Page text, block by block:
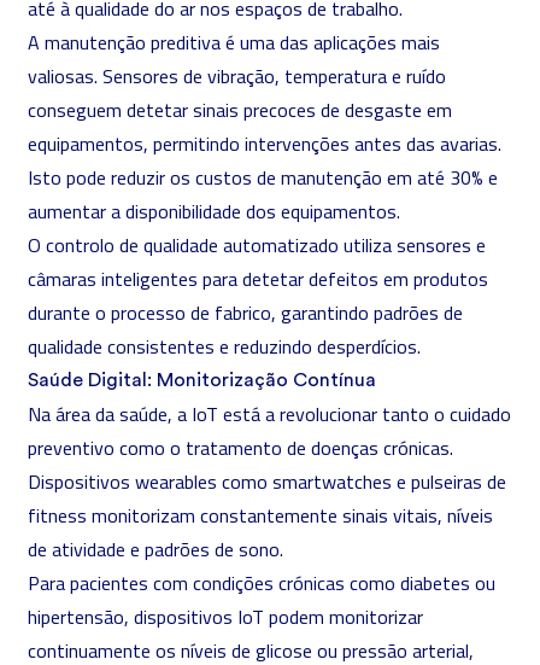
até à qualidade do ar nos espaços de trabalho.
A manutenção preditiva é uma das aplicações mais
valiosas. Sensores de vibração, temperatura e ruído
conseguem detetar sinais precoces de desgaste em
equipamentos, permitindo intervenções antes das avarias.
Isto pode reduzir os custos de manutenção em até 30% e
aumentar a disponibilidade dos equipamentos.
O controlo de qualidade automatizado utiliza sensores e
câmaras inteligentes para detetar defeitos em produtos
durante o processo de fabrico, garantindo padrões de
qualidade consistentes e reduzindo desperdícios.
Saúde Digital: Monitorização Contínua
Na área da saúde, a IoT está a revolucionar tanto o cuidado
preventivo como o tratamento de doenças crónicas.
Dispositivos wearables como smartwatches e pulseiras de
fitness monitorizam constantemente sinais vitais, níveis
de atividade e padrões de sono.
Para pacientes com condições crónicas como diabetes ou
hipertensão, dispositivos IoT podem monitorizar
continuamente os níveis de glicose ou pressão arterial,